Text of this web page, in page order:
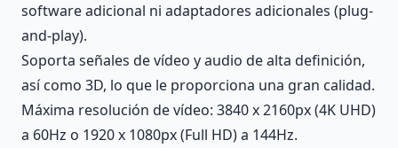
software adicional ni adaptadores adicionales (plug-
and-play).
Soporta señales de vídeo y audio de alta definición,
así como 3D, lo que le proporciona una gran calidad.
Máxima resolución de vídeo: 3840 x 2160px (4K UHD)
a 60Hz o 1920 x 1080px (Full HD) a 144Hz.